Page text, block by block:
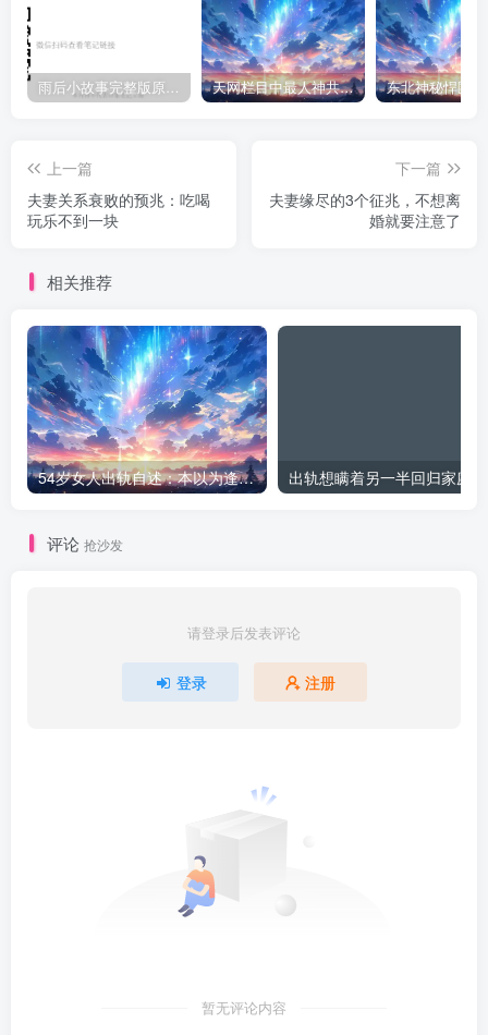
雨后小故事完整版原片动态图（图+文字解说版） 天网栏目中最人神共愤的一期《消失的夫妻》
上一篇
夫妻关系衰败的预兆：吃喝
玩乐不到一块
下一篇
夫妻缘尽的3个征兆，不想离
婚就要注意了
相关推荐
54岁女人出轨自述：本以为逢场作戏
评论 抢沙发
请登录后发表评论
登录 注册
暂无评论内容